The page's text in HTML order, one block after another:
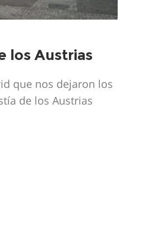
los Austrias
que nos dejaron los
de los Austrias